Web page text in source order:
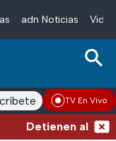
adn Noticias
adn Noticias RadioTV En Vivo
Detienen al